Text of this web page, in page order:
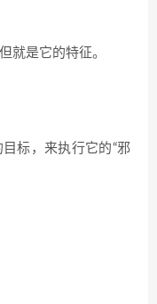
就是它的特征。
标，来执行它的“邪